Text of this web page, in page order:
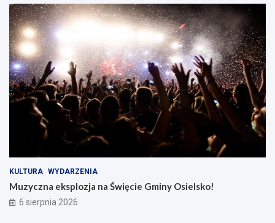
KULTURA WYDARZENIA
Muzyczna eksplozja na Święcie Gminy Osielsko!
6 sierpnia 2026